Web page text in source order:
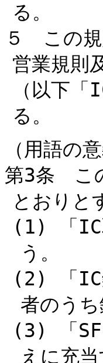
る。
５ この規
営業規則
（以下
る。
（用語の意
第3条 こ
とおりと
(1) 「IC
う。
(2) 「IC
者のう
(3) 「SF
えに充